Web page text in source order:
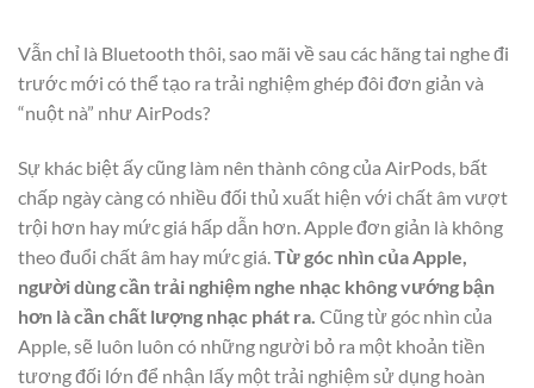
Vẫn chỉ là Bluetooth thôi, sao mãi về sau các hãng tai nghe đi
trước mới có thể tạo ra trải nghiệm ghép đôi đơn giản và
“nuột nà” như AirPods?
Sự khác biệt ấy cũng làm nên thành công của AirPods, bất
chấp ngày càng có nhiều đối thủ xuất hiện với chất âm vượt
trội hơn hay mức giá hấp dẫn hơn. Apple đơn giản là không
theo đuổi chất âm hay mức giá. Từ góc nhìn của Apple,
người dùng cần trải nghiệm nghe nhạc không vướng bận
hơn là cần chất lượng nhạc phát ra. Cũng từ góc nhìn của
Apple, sẽ luôn luôn có những người bỏ ra một khoản tiền
tương đối lớn để nhận lấy một trải nghiệm sử dụng hoàn